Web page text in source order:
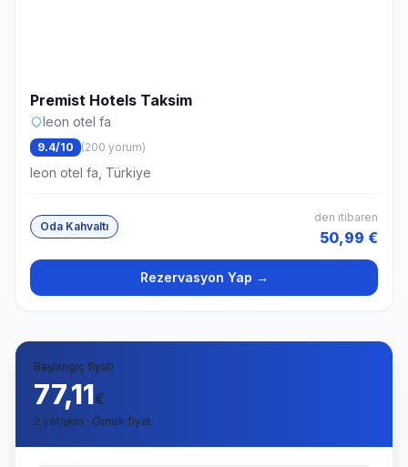
Premist Hotels Taksim
leon otel fa
9.4/10 (200 yorum)
leon otel fa, Türkiye
Oda Kahvaltı
den itibaren
50,99 €
Rezervasyon Yap →
Başlangıç fiyatı
77,11€
2 yetişkin · Örnek fiyat